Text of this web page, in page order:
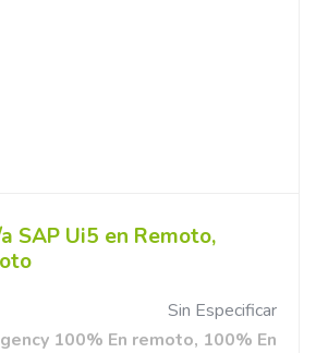
SAP Ui5 en Remoto,
Sin Especificar
100% En remoto, 100% En